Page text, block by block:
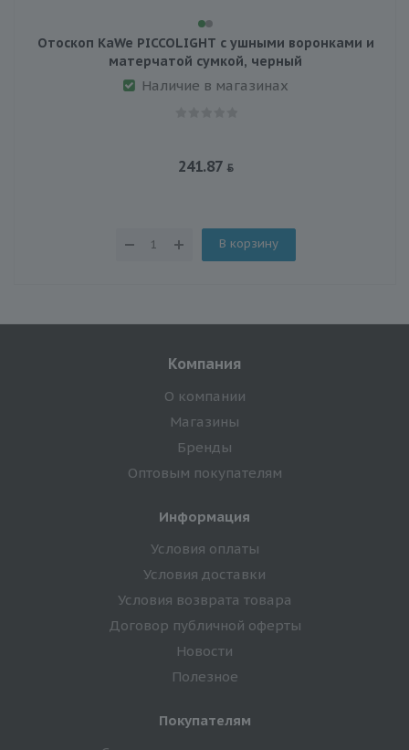
Отоскоп KaWe PICCOLIGHT с ушными воронками и
матерчатой сумкой, черный
Наличие в магазинах
241.87
В корзину
Компания
О компании
Магазины
Бренды
Оптовым покупателям
Информация
Условия оплаты
Условия доставки
Условия возврата товара
Договор публичной оферты
Новости
Полезное
Покупателям